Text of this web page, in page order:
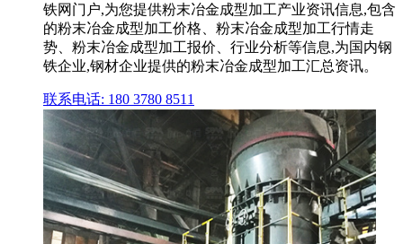
铁网门户,为您提供粉末冶金成型加工产业资讯信息,包含
的粉末冶金成型加工价格、粉末冶金成型加工行情走
势、粉末冶金成型加工报价、行业分析等信息,为国内钢
铁企业,钢材企业提供的粉末冶金成型加工汇总资讯。
联系电话: 180 3780 8511